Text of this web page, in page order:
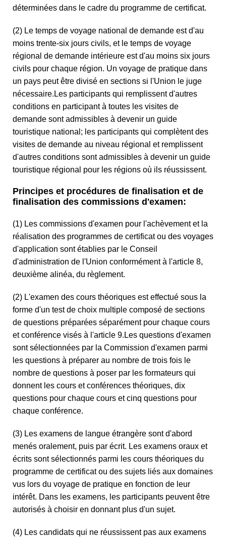
déterminées dans le cadre du programme de certificat.
(2) Le temps de voyage national de demande est d'au
moins trente-six jours civils, et le temps de voyage
régional de demande intérieure est d'au moins six jours
civils pour chaque région. Un voyage de pratique dans
un pays peut être divisé en sections si l'Union le juge
nécessaire.Les participants qui remplissent d'autres
conditions en participant à toutes les visites de
demande sont admissibles à devenir un guide
touristique national; les participants qui complètent des
visites de demande au niveau régional et remplissent
d'autres conditions sont admissibles à devenir un guide
touristique régional pour les régions où ils réussissent.
Principes et procédures de finalisation et de
finalisation des commissions d'examen:
(1) Les commissions d'examen pour l'achèvement et la
réalisation des programmes de certificat ou des voyages
d'application sont établies par le Conseil
d'administration de l'Union conformément à l'article 8,
deuxième alinéa, du règlement.
(2) L'examen des cours théoriques est effectué sous la
forme d'un test de choix multiple composé de sections
de questions préparées séparément pour chaque cours
et conférence visés à l'article 9.Les questions d'examen
sont sélectionnées par la Commission d'examen parmi
les questions à préparer au nombre de trois fois le
nombre de questions à poser par les formateurs qui
donnent les cours et conférences théoriques, dix
questions pour chaque cours et cinq questions pour
chaque conférence.
(3) Les examens de langue étrangère sont d'abord
menés oralement, puis par écrit. Les examens oraux et
écrits sont sélectionnés parmi les cours théoriques du
programme de certificat ou des sujets liés aux domaines
vus lors du voyage de pratique en fonction de leur
intérêt. Dans les examens, les participants peuvent être
autorisés à choisir en donnant plus d'un sujet.
(4) Les candidats qui ne réussissent pas aux examens